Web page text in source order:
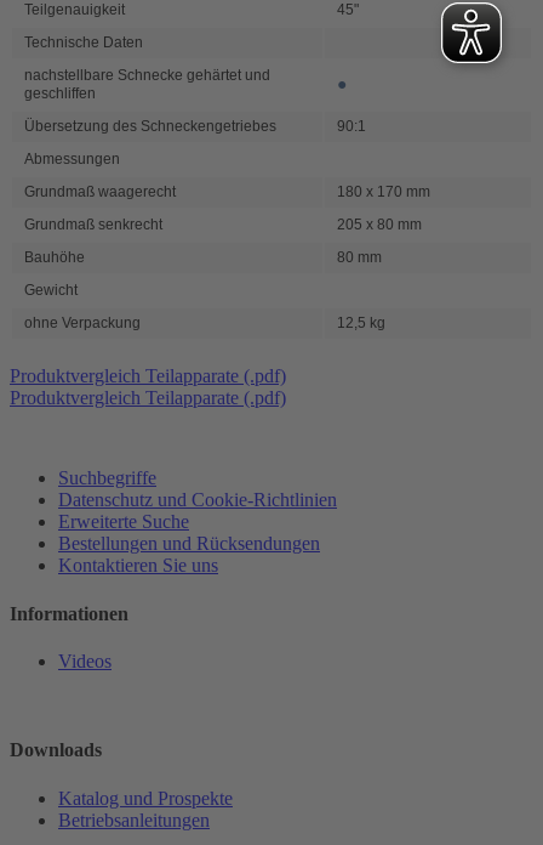
Teilgenauigkeit
45"
Technische Daten
nachstellbare Schnecke gehärtet und
geschliffen
●
Übersetzung des Schneckengetriebes
90:1
Abmessungen
Grundmaß waagerecht
180 x 170 mm
Grundmaß senkrecht
205 x 80 mm
Bauhöhe
80 mm
Gewicht
ohne Verpackung
12,5 kg
Produktvergleich Teilapparate (.pdf)
Produktvergleich Teilapparate (.pdf)
Suchbegriffe
Datenschutz und Cookie-Richtlinien
Erweiterte Suche
Bestellungen und Rücksendungen
Kontaktieren Sie uns
Informationen
Videos
Downloads
Katalog und Prospekte
Betriebsanleitungen